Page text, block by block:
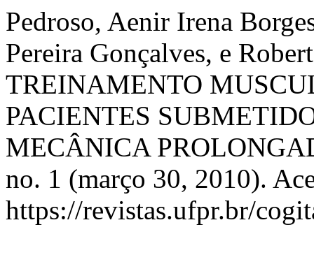
Pedroso, Aenir Irena
Pereira Gonçalves, e
TREINAMENTO
PACIENTES
MECÂNICA
no. 1 (março 30, 2010).
https://revistas.ufpr.br/